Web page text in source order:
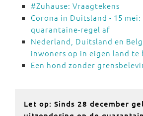
#Zuhause: Vraagtekens
Corona in Duitsland - 15 mei:
quarantaine-regel af
Nederland, Duitsland en
inwoners op in eigen land te
Een hond zonder
Let op: Sinds 28 december